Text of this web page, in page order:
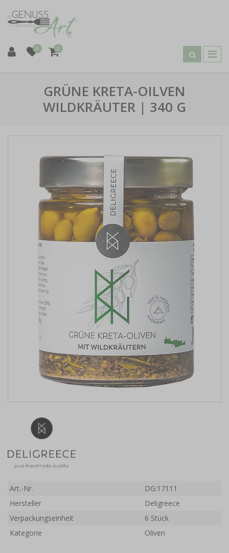
0 0
GRÜNE KRETA-OILVEN
WILDKRÄUTER | 340 G
Art.-Nr.
DG:17111
Hersteller
Deligreece
Verpackungseinheit
6 Stück
Kategorie
Oliven